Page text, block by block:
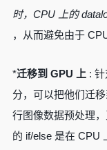
时，CPU 上的
，从而避免由于
*迁移到 GPU 上 :
分，可以把他们迁
行图像数据预处理
的 if/else 是在 CPU